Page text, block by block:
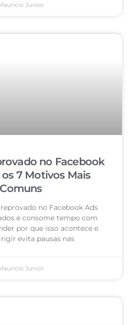
Junior
no Facebook
os 7 Motivos Mais
Comuns
no Facebook Ads
e consome tempo com
por que isso acontece e
evita pausas nas
Junior